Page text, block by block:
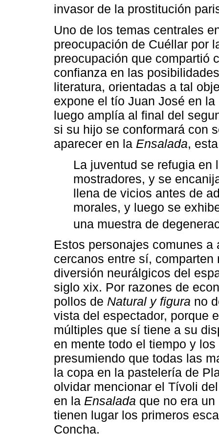
invasor de la prostitución
Uno de los temas centrales
preocupación de Cuéllar por
preocupación que compartió
confianza en las
literatura, orientadas a tal
expone el tío Juan José en
luego amplía al final del
si su hijo se conformará con
aparecer en la Ensalada,
La juventud se refugia en
mostradores, y se
llena de vicios antes de
morales, y luego se
una muestra de
Estos personajes comunes
cercanos entre sí,
diversión neurálgicos del
siglo xix. Por razones de
pollos de Natural y figura no
vista del espectador, porque
múltiples que sí tiene a su
en mente todo el tiempo y
presumiendo que todas las
la copa en la pastelería de
olvidar mencionar el Tívoli
en la Ensalada que no era
tienen lugar los primeros
Concha.